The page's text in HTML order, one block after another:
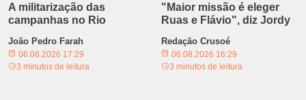
A militarização das
campanhas no Rio
João Pedro Farah
06.08.2026 17:29
3 minutos de leitura
"Maior missão é eleger
Ruas e Flávio", diz Jordy
Redação Crusoé
06.08.2026 16:29
3 minutos de leitura